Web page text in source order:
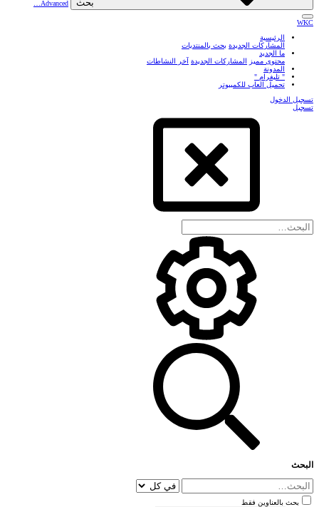
بحث Advanced…
WKC
الرئيسية
المشاركات الجديدة بحث بالمنتديات
ما الجديد
محتوى مميز
المشاركات الجديدة آخر النشاطات
المدونة
" تليغرام "
تحميل العاب للكمبيوتر
تسجيل الدخول
تسجيل
البحث
بحث بالعناوين فقط